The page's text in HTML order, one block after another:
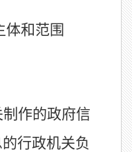
和范围
作的政府信
行政机关负